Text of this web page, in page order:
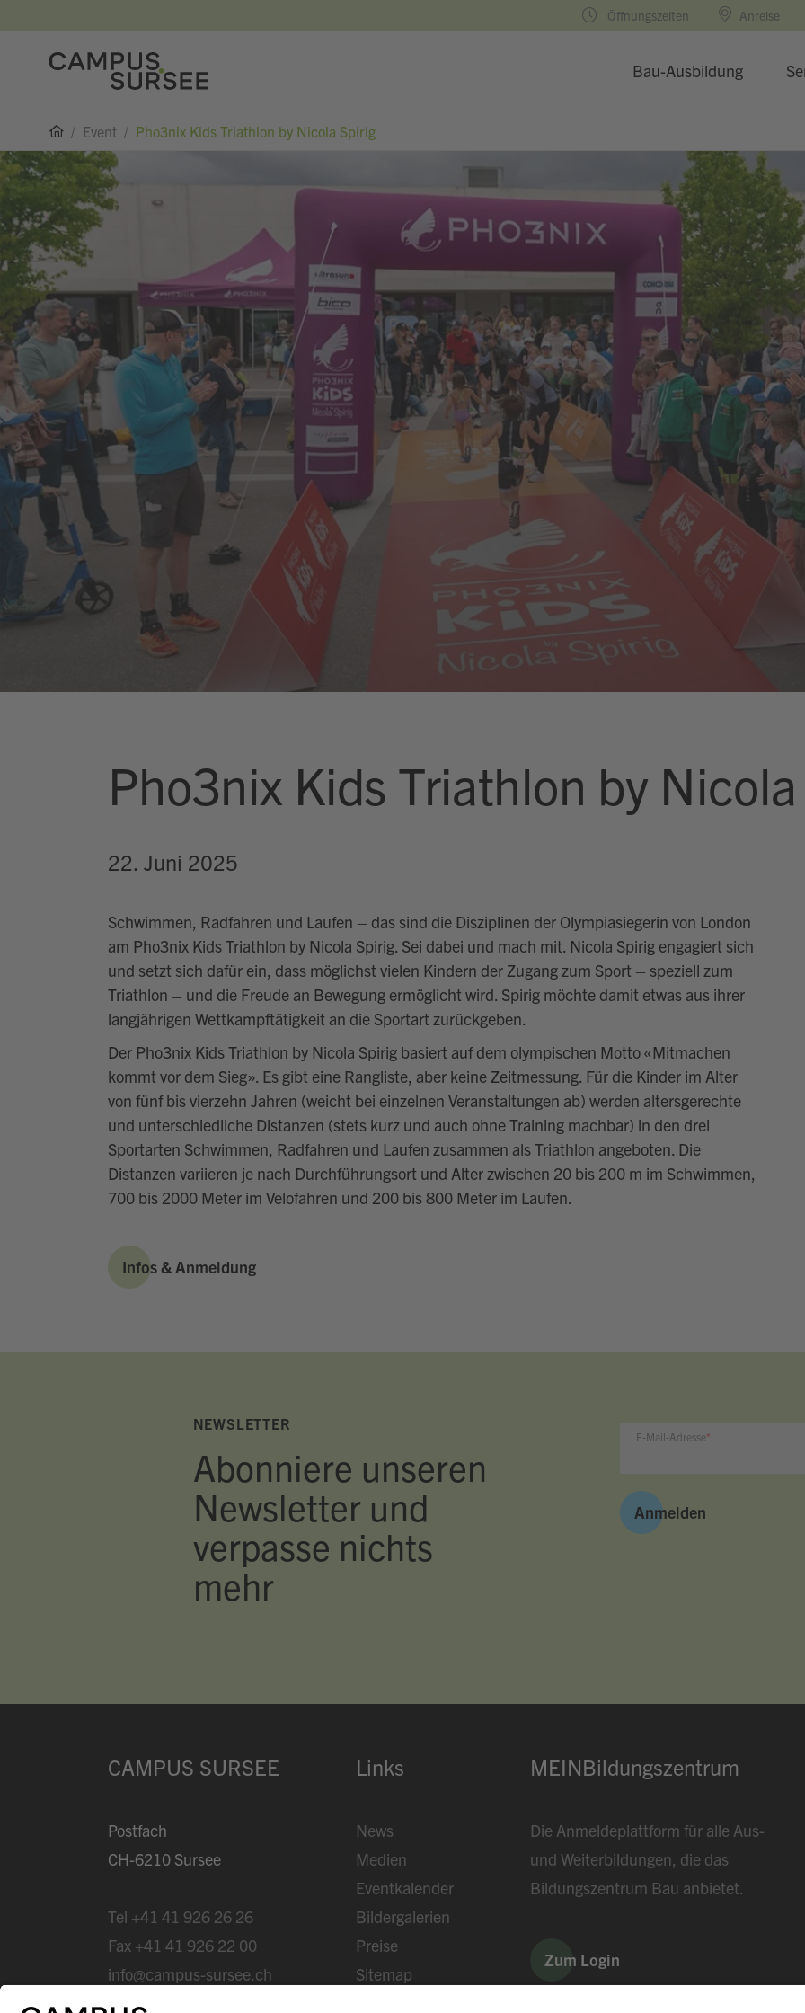
Öffnungszeiten Anreise
Bau-Ausbildung
/ Event / Pho3nix Kids Triathlon by Nicola Spirig
Pho3nix Kids Triathlon by
22. Juni 2025
Schwimmen, Radfahren und Laufen – das sind die Disziplinen der Olympiasiegerin von London
am Pho3nix Kids Triathlon by Nicola Spirig. Sei dabei und mach mit. Nicola Spirig engagiert sich
und setzt sich dafür ein, dass möglichst vielen Kindern der Zugang zum Sport – speziell zum
Triathlon – und die Freude an Bewegung ermöglicht wird. Spirig möchte damit etwas aus ihrer
langjährigen Wettkampftätigkeit an die Sportart zurückgeben.
Der Pho3nix Kids Triathlon by Nicola Spirig basiert auf dem olympischen Motto «Mitmachen
kommt vor dem Sieg». Es gibt eine Rangliste, aber keine Zeitmessung. Für die Kinder im Alter
von fünf bis vierzehn Jahren (weicht bei einzelnen Veranstaltungen ab) werden altersgerechte
und unterschiedliche Distanzen (stets kurz und auch ohne Training machbar) in den drei
Sportarten Schwimmen, Radfahren und Laufen zusammen als Triathlon angeboten. Die
Distanzen variieren je nach Durchführungsort und Alter zwischen 20 bis 200 m im Schwimmen,
700 bis 2000 Meter im Velofahren und 200 bis 800 Meter im Laufen.
Infos & Anmeldung
NEWSLETTER
Abonniere unseren
Newsletter und
verpasse nichts
mehr
E-Mail-Adresse
Anmelden
CAMPUS SURSEE
Postfach
CH-6210 Sursee
Tel +41 41 926 26 26
Fax +41 41 926 22 00
info@campus-sursee.ch
Links
News
Medien
Eventkalender
Bildergalerien
Preise
Sitemap
MEINBildungszentrum
Die Anmeldeplattform für alle Aus-
und Weiterbildungen, die das
Bildungszentrum Bau anbietet.
Zum Login